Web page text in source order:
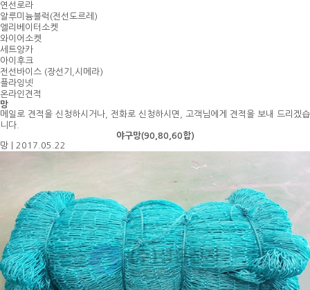
연선로라
알루미늄블럭(전선도르레)
엘리베이터소켓
와이어소켓
세트앙카
아이후크
전선바이스 (장선기,시메라)
플라잉넷
온라인견적
망
메일로 견적을 신청하시거나, 전화로 신청하시면, 고객님에게 견적을 보내 드리겠습
니다.
야구망(90,80,60합)
망
2017.05.22